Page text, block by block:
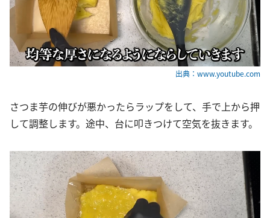
出典：www.youtube.com
さつま芋の伸びが悪かったらラップをして、手で上から押
して調整します。途中、台に叩きつけて空気を抜きます。